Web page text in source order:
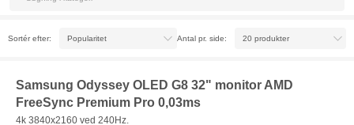
Sortér efter: Antal pr. side:
Samsung Odyssey OLED G8 32" monitor AMD
FreeSync Premium Pro 0,03ms
4k 3840x2160 ved 240Hz.